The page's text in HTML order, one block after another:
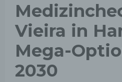
Vieira in
Mega-
2030